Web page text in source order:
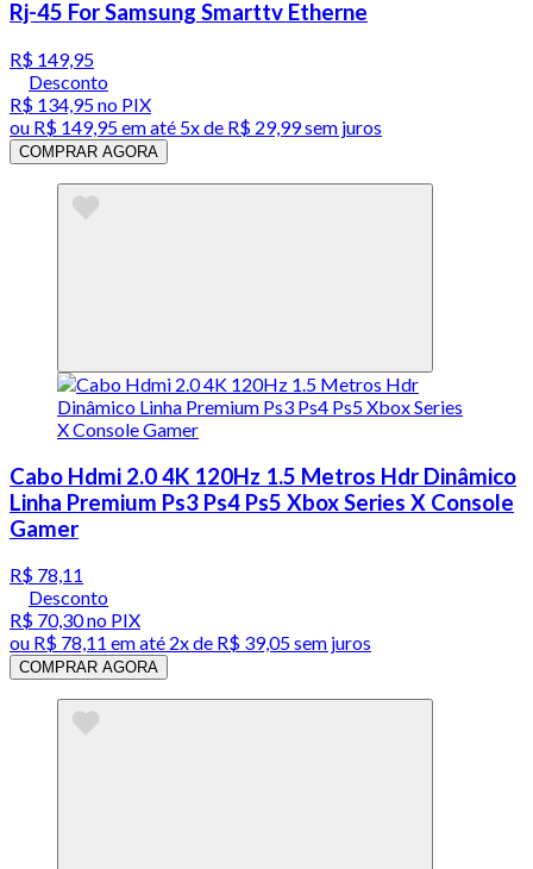
Rj-45 For Samsung Smarttv Etherne
R$ 149,95
Desconto
R$ 134,95no PIX
ou R$ 149,95em até 5x de R$ 29,99 sem juros
COMPRAR AGORA
Cabo Hdmi 2.0 4K 120Hz 1.5 Metros Hdr Dinâmico
Linha Premium Ps3 Ps4 Ps5 Xbox Series X Console
Gamer
R$ 78,11
Desconto
R$ 70,30no PIX
ou R$ 78,11 em até 2x de R$ 39,05 sem juros
COMPRAR AGORA